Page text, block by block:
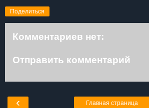
Поделиться
Комментариев нет:
Отправить комментарий
‹ Главная страница